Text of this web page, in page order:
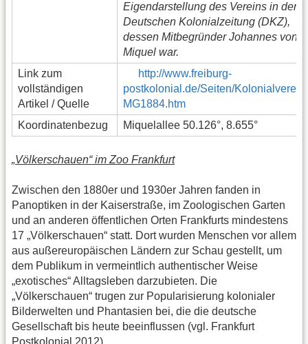
Eigendarstellung des Vereins in der
Deutschen Kolonialzeitung (DKZ),
dessen Mitbegründer Johannes von
Miquel war.
Link zum
vollständigen
Artikel / Quelle
http://www.freiburg-
postkolonial.de/Seiten/Kolonialverein-
MG1884.htm
Koordinatenbezug
Miquelallee 50.126°, 8.655°
„Völkerschauen“ im Zoo Frankfurt
Zwischen den 1880er und 1930er Jahren fanden in
Panoptiken in der Kaiserstraße, im Zoologischen Garten
und an anderen öffentlichen Orten Frankfurts mindestens
17 „Völkerschauen“ statt. Dort wurden Menschen vor allem
aus außereuropäischen Ländern zur Schau gestellt, um
dem Publikum in vermeintlich authentischer Weise
„exotisches“ Alltagsleben darzubieten. Die
„Völkerschauen“ trugen zur Popularisierung kolonialer
Bilderwelten und Phantasien bei, die die deutsche
Gesellschaft bis heute beeinflussen (vgl. Frankfurt
Postkolonial 2012).